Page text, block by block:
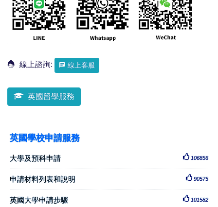
線上諮詢: 線上客服
英國留學服務
英國學校申請服務
大學及預科申請 106856
申請材料列表和說明 90575
英國大學申請步驟 101582